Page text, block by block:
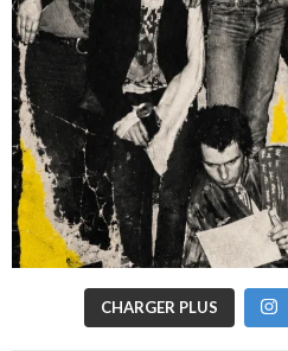
CHARGER PLUS